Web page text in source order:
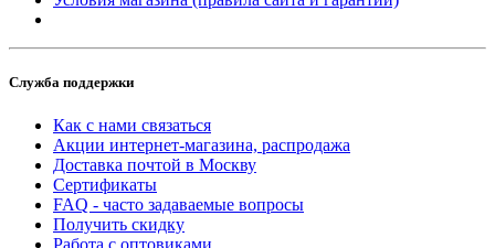
Служба поддержки
Как с нами связаться
Акции интернет-магазина, распродажа
Доставка почтой в Москву
Сертификаты
FAQ - часто задаваемые вопросы
Получить скидку